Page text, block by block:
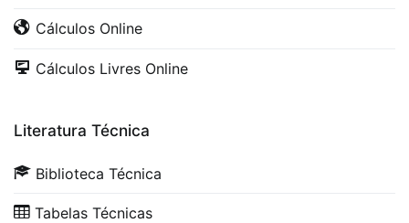
Cálculos Online
Cálculos Livres Online
Literatura Técnica
Biblioteca Técnica
Tabelas Técnicas